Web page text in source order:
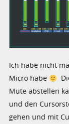
Ich habe nicht
Micro habe
Mute abstellen
und den
gehen und mit